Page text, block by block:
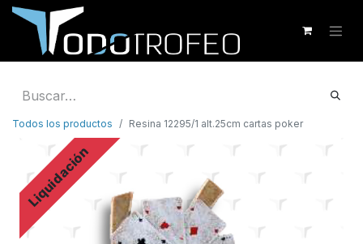
Todos los productos Resina 12295/1 alt.25cm cartas poker
Liquidación